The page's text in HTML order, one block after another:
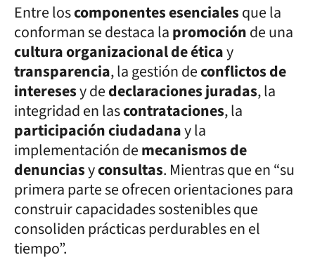
Entre loscomponentes esencialesque la
conforman se destaca lapromociónde una
cultura organizacional de éticay
transparencia, la gestión deconflictos de
interesesy dedeclaraciones juradas, la
integridad en lascontrataciones, la
participación ciudadanay la
implementación demecanismos de
denunciasyconsultas. Mientras que en “su
primera parte se ofrecen orientaciones para
construir capacidades sostenibles que
consoliden prácticas perdurables en el
tiempo”.